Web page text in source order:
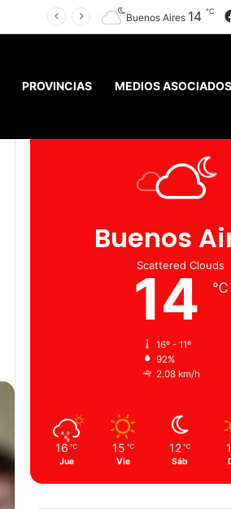
Buenos Aires 14 ℃
PROVINCIAS MEDIOS ASOCIADOS
Buenos
Scattered Clouds
14 ℃
16º - 11º
92%
2.08 km/h
16 ℃
Jue
15 ℃
Vie
12 ℃
Sáb